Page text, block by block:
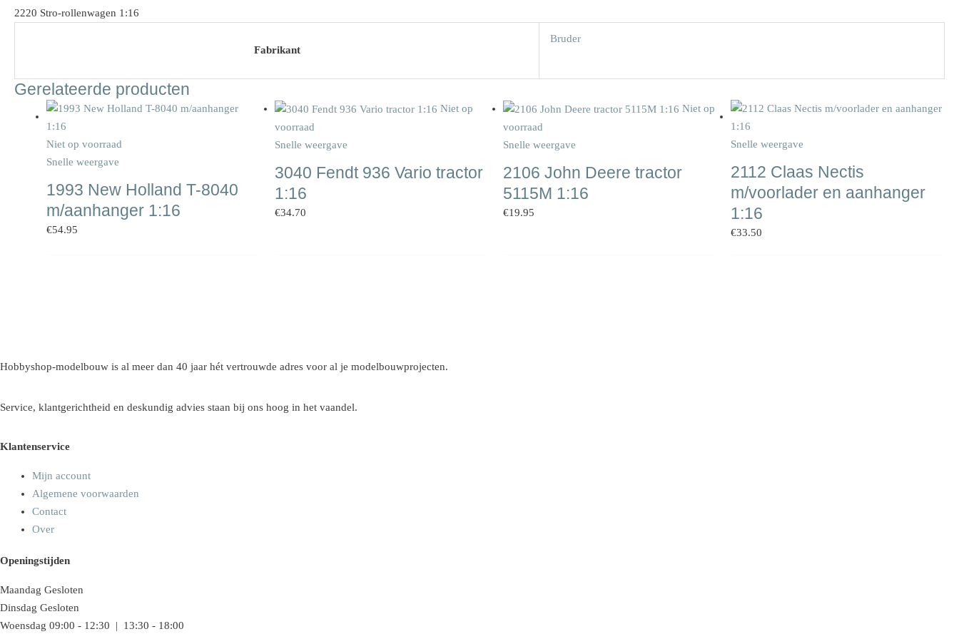
2220 Stro-rollenwagen 1:16
Fabrikant
Bruder
Gerelateerde producten
Niet op voorraad
Snelle weergave
1993 New Holland T-8040
m/aanhanger 1:16
€54.95
Niet op
voorraad
Snelle weergave
3040 Fendt 936 Vario tractor
1:16
€34.70
Niet op
voorraad
Snelle weergave
2106 John Deere tractor
5115M 1:16
€19.95
Snelle weergave
2112 Claas Nectis
m/voorlader en aanhanger
1:16
€33.50
Hobbyshop-modelbouw is al meer dan 40 jaar hét vertrouwde adres voor al je modelbouwprojecten.
Service, klantgerichtheid en deskundig advies staan bij ons hoog in het vaandel.
Klantenservice
Mijn account
Algemene voorwaarden
Contact
Over
Openingstijden
Maandag Gesloten
Dinsdag Gesloten
Woensdag 09:00 - 12:30 | 13:30 - 18:00